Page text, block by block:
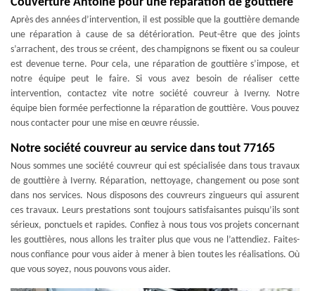
Après des années d’intervention, il est possible que la gouttière demande
une réparation à cause de sa détérioration. Peut-être que des joints
s’arrachent, des trous se créent, des champignons se fixent ou sa couleur
est devenue terne. Pour cela, une réparation de gouttière s’impose, et
notre équipe peut le faire. Si vous avez besoin de réaliser cette
intervention, contactez vite notre société couvreur à Iverny. Notre
équipe bien formée perfectionne la réparation de gouttière. Vous pouvez
nous contacter pour une mise en œuvre réussie.
Notre société couvreur au service dans tout 77165
Nous sommes une société couvreur qui est spécialisée dans tous travaux
de gouttière à Iverny. Réparation, nettoyage, changement ou pose sont
dans nos services. Nous disposons des couvreurs zingueurs qui assurent
ces travaux. Leurs prestations sont toujours satisfaisantes puisqu’ils sont
sérieux, ponctuels et rapides. Confiez à nous tous vos projets concernant
les gouttières, nous allons les traiter plus que vous ne l’attendiez. Faites-
nous confiance pour vous aider à mener à bien toutes les réalisations. Où
que vous soyez, nous pouvons vous aider.